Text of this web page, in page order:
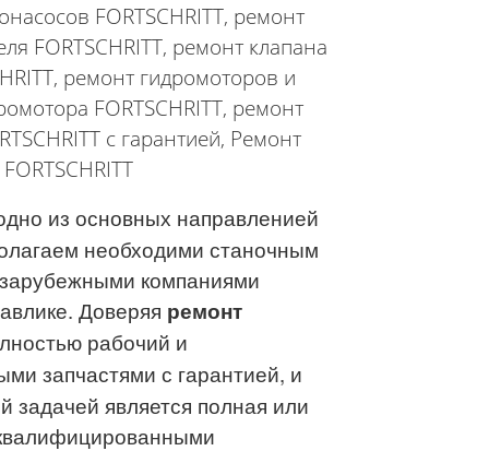
FORTSCHRITT, ремонт
FORTSCHRITT, ремонт клапана
, ремонт гидромоторов и
FORTSCHRITT, ремонт
с гарантией, Ремонт
FORTSCHRITT
из основных направленией
необходими станочным
компаниями
Доверяя ремонт
рабочий и
запчастями с гарантией, и
задачей является полная или